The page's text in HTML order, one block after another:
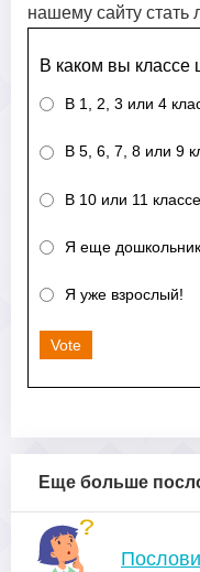
нашему сайту стать
В каком вы классе
В 1, 2, 3 или 4
В 5, 6, 7, 8 или 9
В 10 или 11 классе
Я еще дошкольник
Я уже взрослый!
Vote
Еще больше